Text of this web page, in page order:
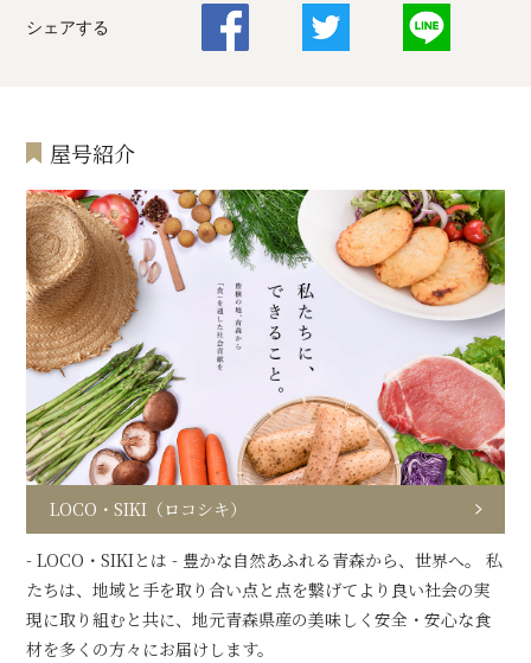
シェアする
屋号紹介
LOCO・SIKI（ロコシキ）
- LOCO・SIKIとは - 豊かな自然あふれる青森から、世界へ。 私
たちは、地域と手を取り合い点と点を繋げてより良い社会の実
現に取り組むと共に、地元青森県産の美味しく安全・安心な食
材を多くの方々にお届けします。